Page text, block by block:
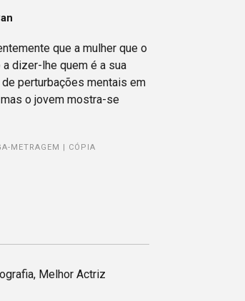
que a mulher que o
dizer-lhe quem é a sua
perturbações mentais em
o jovem mostra-se
METRAGEM | CÓPIA
Melhor Actriz